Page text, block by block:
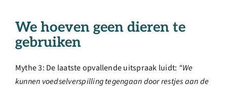
We hoeven geen dieren te
gebruiken
Mythe 3: De laatste opvallende uitspraak luidt: “We
kunnen voedselverspilling tegengaan door restjes aan de